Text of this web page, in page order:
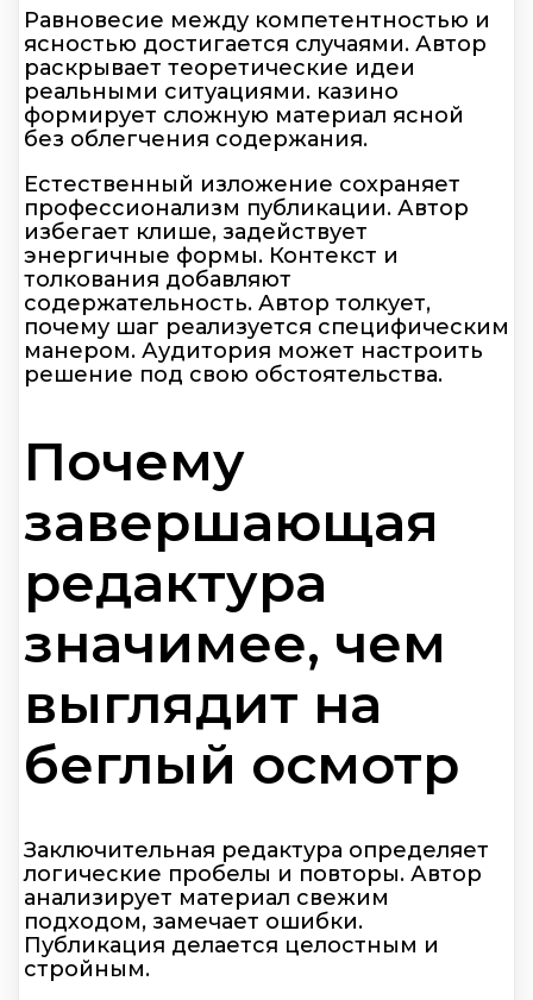
Равновесие между компетентностью и
ясностью достигается случаями. Автор
раскрывает теоретические идеи
реальными ситуациями. казино
формирует сложную материал ясной
без облегчения содержания.
Естественный изложение сохраняет
профессионализм публикации. Автор
избегает клише, задействует
энергичные формы. Контекст и
толкования добавляют
содержательность. Автор толкует,
почему шаг реализуется специфическим
манером. Аудитория может настроить
решение под свою обстоятельства.
Почему
завершающая
редактура
значимее, чем
выглядит на
беглый осмотр
Заключительная редактура определяет
логические пробелы и повторы. Автор
анализирует материал свежим
подходом, замечает ошибки.
Публикация делается целостным и
стройным.